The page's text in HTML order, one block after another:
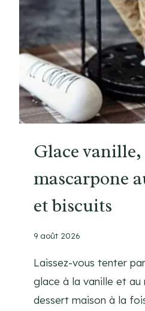
Glace vanille,
mascarpone
et biscuits
9 août 2026
Laissez-vous tenter
glace à la vanille et au
dessert maison à la